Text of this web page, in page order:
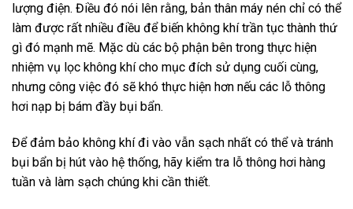
lượng điện. Điều đó nói lên rằng, bản thân máy nén chỉ có thể
làm được rất nhiều điều để biến không khí trần tục thành thứ
gì đó mạnh mẽ. Mặc dù các bộ phận bên trong thực hiện
nhiệm vụ lọc không khí cho mục đích sử dụng cuối cùng,
nhưng công việc đó sẽ khó thực hiện hơn nếu các lỗ thông
hơi nạp bị bám đầy bụi bẩn.
Để đảm bảo không khí đi vào vẫn sạch nhất có thể và tránh
bụi bẩn bị hút vào hệ thống, hãy kiểm tra lỗ thông hơi hàng
tuần và làm sạch chúng khi cần thiết.